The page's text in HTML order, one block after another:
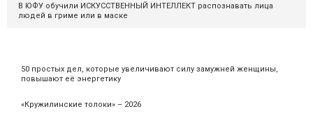
50 простых дел, которые увеличивают силу замужней женщины,
повышают её энергетику
«Кружилинские толоки» – 2026
В ЮФУ обучили ИСКУССТВЕННЫЙ ИНТЕЛЛЕКТ распознавать лица
людей в гриме или в маске